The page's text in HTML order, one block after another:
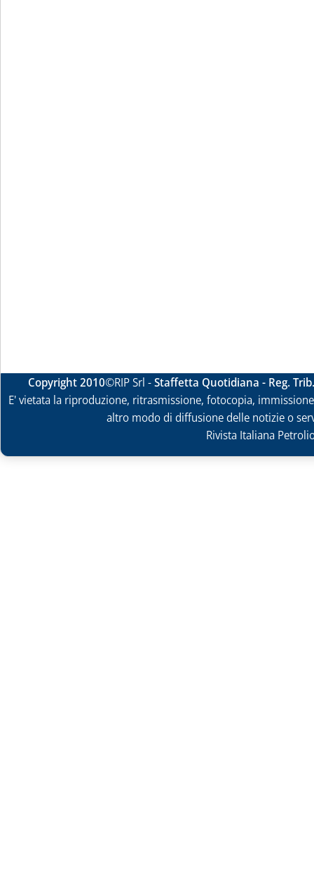
Copyright 2010©RIP Srl -Staffetta Quotidiana - Reg.
E' vietata la riproduzione, ritrasmissione, fotocopia,
altro modo di diffusione delle notizie o
Rivista Italiana